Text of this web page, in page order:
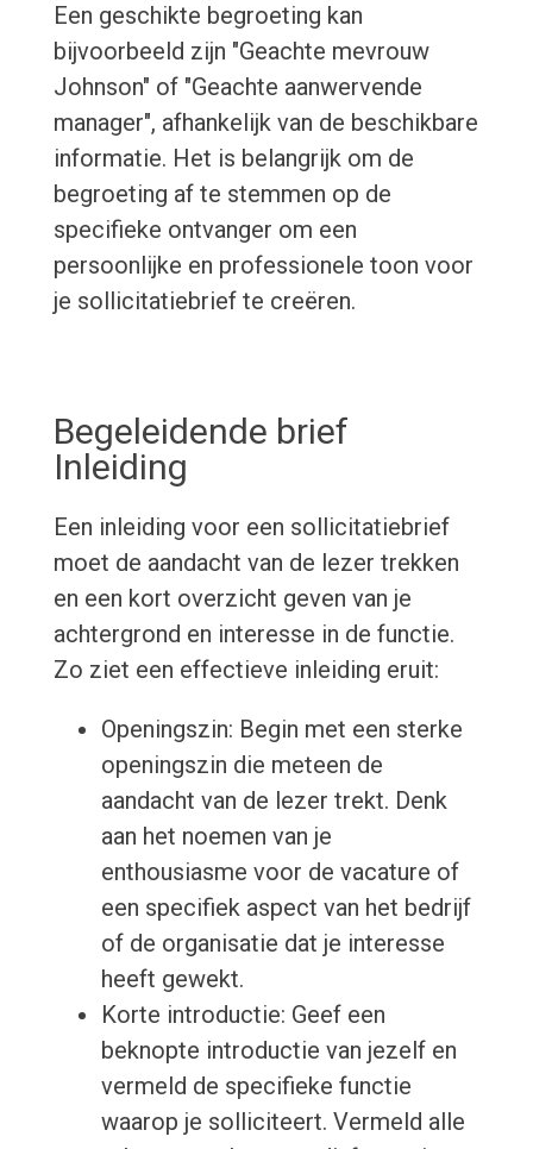
Een geschikte begroeting kan
bijvoorbeeld zijn "Geachte mevrouw
Johnson" of "Geachte aanwervende
manager", afhankelijk van de beschikbare
informatie. Het is belangrijk om de
begroeting af te stemmen op de
specifieke ontvanger om een
persoonlijke en professionele toon voor
je sollicitatiebrief te creëren.
Begeleidende brief
Inleiding
Een inleiding voor een sollicitatiebrief
moet de aandacht van de lezer trekken
en een kort overzicht geven van je
achtergrond en interesse in de functie.
Zo ziet een effectieve inleiding eruit:
Openingszin: Begin met een sterke
openingszin die meteen de
aandacht van de lezer trekt. Denk
aan het noemen van je
enthousiasme voor de vacature of
een specifiek aspect van het bedrijf
of de organisatie dat je interesse
heeft gewekt.
Korte introductie: Geef een
beknopte introductie van jezelf en
vermeld de specifieke functie
waarop je solliciteert. Vermeld alle